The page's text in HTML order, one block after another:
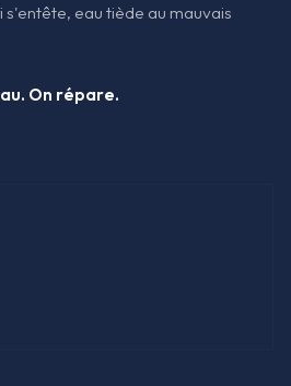
eau tiède au mauvais
On répare.